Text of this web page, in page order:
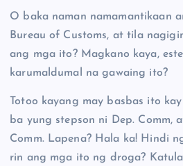
O baka naman namamantikaan
Bureau of Customs, at tila
ang mga ito? Magkano kaya,
karumaldumal na gawaing ito?
Totoo kayang may basbas ito
ba yung stepson ni Dep. Comm,
Comm. Lapena? Hala ka! Hindi
rin ang mga ito ng droga?